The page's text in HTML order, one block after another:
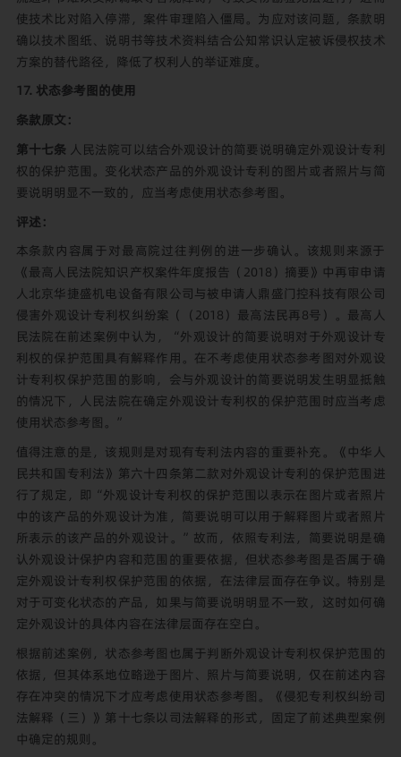
使技术比对陷入停滞，案件审理陷入僵局。为应对该问题，条款明
确以技术图纸、说明书等技术资料结合公知常识认定被诉侵权技术
方案的替代路径，降低了权利人的举证难度。
17. 状态参考图的使用
条款原文：
第十七条人民法院可以结合外观设计的简要说明确定外观设计专利
权的保护范围。变化状态产品的外观设计专利的图片或者照片与简
要说明明显不一致的，应当考虑使用状态参考图。
评述：
本条款内容属于对最高院过往判例的进一步确认。该规则来源于
《最高人民法院知识产权案件年度报告（2018）摘要》中再审申请
人北京华捷盛机电设备有限公司与被申请人鼎盛门控科技有限公司
侵害外观设计专利权纠纷案（（2018）最高法民再8号）。最高人
民法院在前述案例中认为，“外观设计的简要说明对于外观设计专
利权的保护范围具有解释作用。在不考虑使用状态参考图对外观设
计专利权保护范围的影响，会与外观设计的简要说明发生明显抵触
的情况下，人民法院在确定外观设计专利权的保护范围时应当考虑
使用状态参考图。”
值得注意的是，该规则是对现有专利法内容的重要补充。《中华人
民共和国专利法》第六十四条第二款对外观设计专利的保护范围进
行了规定，即“外观设计专利权的保护范围以表示在图片或者照片
中的该产品的外观设计为准，简要说明可以用于解释图片或者照片
所表示的该产品的外观设计。”故而，依照专利法，简要说明是确
认外观设计保护内容和范围的重要依据，但状态参考图是否属于确
定外观设计专利权保护范围的依据，在法律层面存在争议。特别是
对于可变化状态的产品，如果与简要说明明显不一致，这时如何确
定外观设计的具体内容在法律层面存在空白。
根据前述案例，状态参考图也属于判断外观设计专利权保护范围的
依据，但其体系地位略逊于图片、照片与简要说明，仅在前述内容
存在冲突的情况下才应考虑使用状态参考图。《侵犯专利权纠纷司
法解释（三）》第十七条以司法解释的形式，固定了前述典型案例
中确定的规则。